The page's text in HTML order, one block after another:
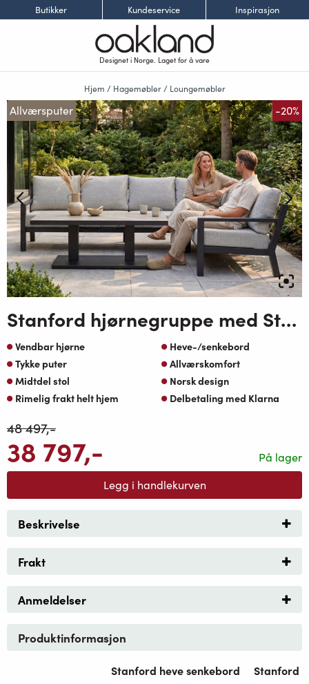
Butikker Kundeservice Inspirasjon
Designet i Norge. Laget for å vare
Hjem / Hagemøbler/ Loungemøbler
Allværsputer -20%
Stanford hjørnegruppe med Stanford hevesenke bord koks-greige
Vendbar hjørne
Heve-/senkebord
Tykke puter
Allværskomfort
Midtdel stol
Norsk design
Rimelig frakt helt hjem
Delbetaling med Klarna
På lager
48 497,-
38 797,-
Legg i handlekurven
Beskrivelse
Frakt
Anmeldelser
Produktinformasjon
Stanford heve senkebord
Stanford